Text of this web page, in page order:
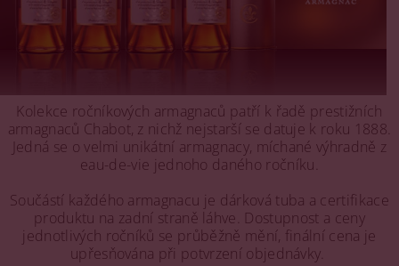
Kolekce ročníkových armagnaců patří k řadě prestižních
armagnaců Chabot, z nichž nejstarší se datuje k roku 1888.
Jedná se o velmi unikátní armagnacy, míchané výhradně z
eau-de-vie jednoho daného ročníku.
Součástí každého armagnacu je dárková tuba a certifikace
produktu na zadní straně láhve. Dostupnost a ceny
jednotlivých ročníků se průběžně mění, finální cena je
upřesňována při potvrzení objednávky.